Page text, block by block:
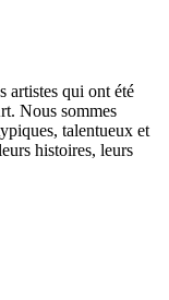
artistes qui ont été
Nous sommes
talentueux et
histoires, leurs